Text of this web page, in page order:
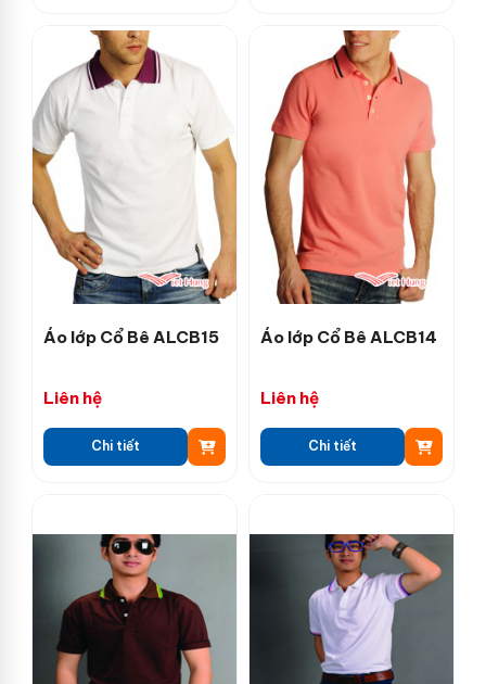
Áo lớp Cổ Bê ALCB15
Liên hệ
Chi tiết
Áo lớp Cổ Bê ALCB14
Liên hệ
Chi tiết